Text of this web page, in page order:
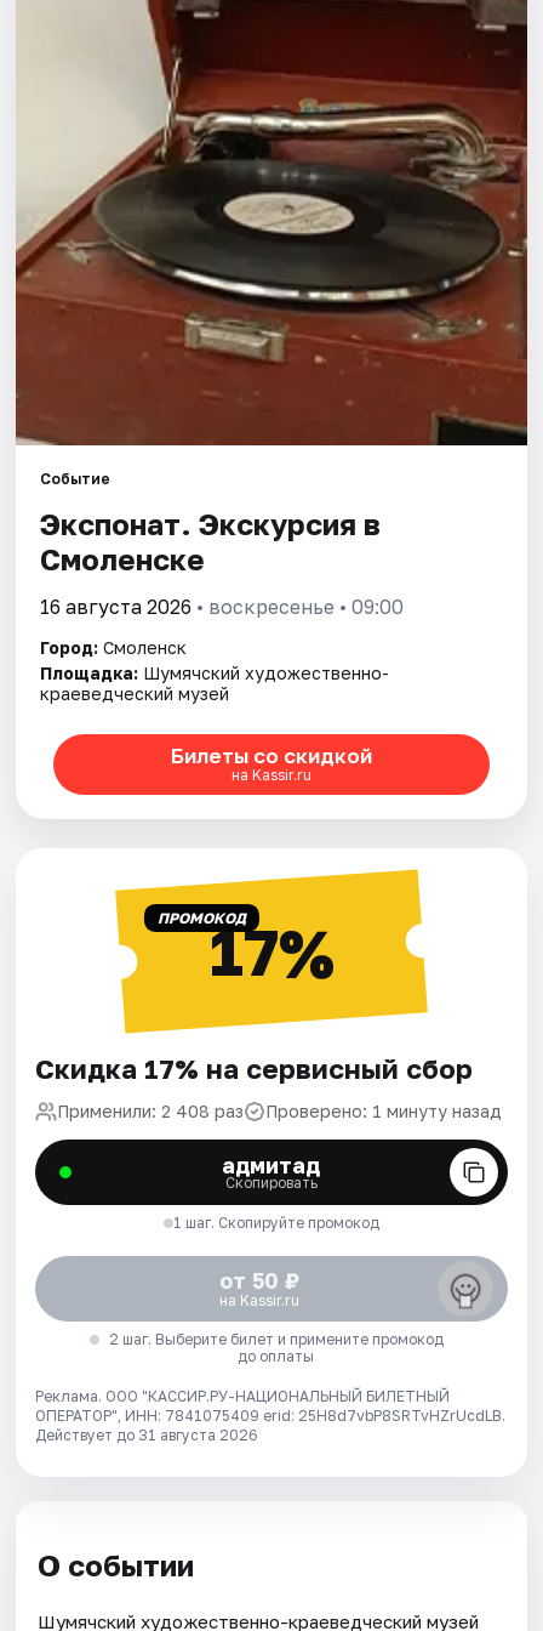
Рейтинги
Событие
Экспонат. Экскурсия в
Смоленске
16 августа 2026 • воскресенье • 09:00
Город: Смоленск
Площадка: Шумячский художественно-
краеведческий музей
Билеты со скидкой
на Kassir.ru
ПРОМОКОД17%
Скидка 17% на сервисный сбор
Применили: 2 408 раз Проверено: 1 минуту назад
адмитад
Скопировать
1 шаг. Скопируйте промокод
от 50 ₽
на Kassir.ru
2 шаг. Выберите билет и примените промокод
до оплаты
Реклама. ООО "КАССИР.РУ-НАЦИОНАЛЬНЫЙ БИЛЕТНЫЙ
ОПЕРАТОР", ИНН: 7841075409 erid: 25H8d7vbP8SRTvHZrUcdLB.
Действует до 31 августа 2026
О событии
Шумячский художественно-краеведческий музей